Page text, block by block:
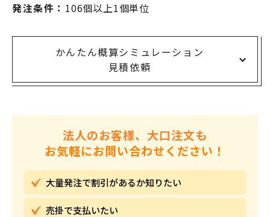
発注条件： 106個以上1個単位
かんたん概算シミュレーション
見積依頼
法人のお客様、大口注文も
お気軽にお問い合わせください！
大量発注で割引があるか知りたい
売掛で支払いたい